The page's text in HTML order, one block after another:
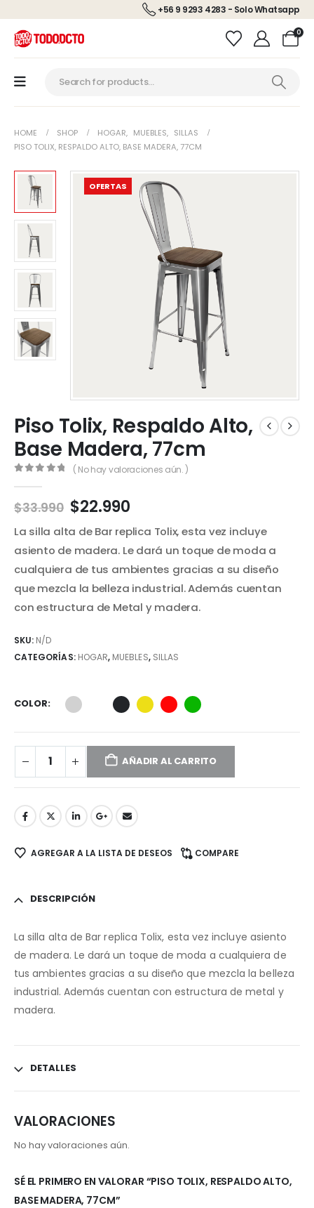
+56 9 9293 4283 - Solo Whatsapp
0
HOME SHOP HOGAR, MUEBLES, SILLAS
PISO TOLIX, RESPALDO ALTO, BASE MADERA, 77CM
OFERTAS
Piso Tolix, Respaldo Alto,
Base Madera, 77cm
( No hay valoraciones aún. )
$33.990 El
original
era:
$33.990.
$22.990El
actual
es:
$22.990.
La silla alta de Bar replica Tolix, esta vez incluye
asiento de madera. Le dará un toque de moda a
cualquiera de tus ambientes gracias a su diseño
que mezcla la belleza industrial. Además cuentan
con estructura de Metal y madera.
SKU: N/D
CATEGORÍAS: HOGAR, MUEBLES, SILLAS
COLOR
AÑADIR AL CARRITO
AGREGAR A LA LISTA DE DESEOS COMPARE
DESCRIPCIÓN
La silla alta de Bar replica Tolix, esta vez incluye asiento
de madera. Le dará un toque de moda a cualquiera de
tus ambientes gracias a su diseño que mezcla la belleza
industrial. Además cuentan con estructura de metal y
madera.
DETALLES
VALORACIONES
No hay valoraciones aún.
SÉ EL PRIMERO EN VALORAR “PISO TOLIX, RESPALDO ALTO,
BASE MADERA, 77CM”